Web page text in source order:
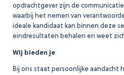
opdrachtgever zijn de
waarbij het nemen van
ideale kandidaat kan binnen deze
eindresultaten behalen en weet
Wij bieden je
Bij ons staat persoonlijke aandacht